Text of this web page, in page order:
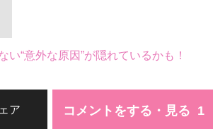
“意外な原因”が隠れているかも！
コメントをする・見る
ア